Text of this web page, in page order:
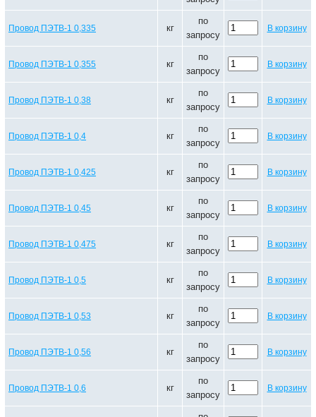
Провод ПЭТВ-1 0,335 кг
по
запросу
В корзину
Провод ПЭТВ-1 0,355 кг
по
запросу
В корзину
Провод ПЭТВ-1 0,38 кг
по
запросу
В корзину
Провод ПЭТВ-1 0,4 кг
по
запросу
В корзину
Провод ПЭТВ-1 0,425 кг
по
запросу
В корзину
Провод ПЭТВ-1 0,45 кг
по
запросу
В корзину
Провод ПЭТВ-1 0,475 кг
по
запросу
В корзину
Провод ПЭТВ-1 0,5 кг
по
запросу
В корзину
Провод ПЭТВ-1 0,53 кг
по
запросу
В корзину
Провод ПЭТВ-1 0,56 кг
по
запросу
В корзину
Провод ПЭТВ-1 0,6 кг
по
запросу
В корзину